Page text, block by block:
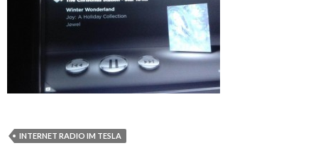
INTERNET RADIO IM TESLA